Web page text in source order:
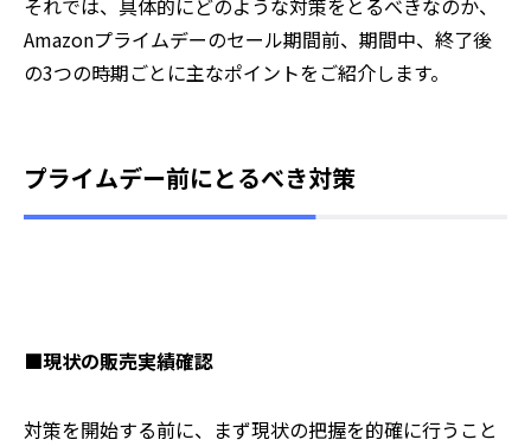
それでは、具体的にどのような対策をとるべきなのか、
Amazonプライムデーのセール期間前、期間中、終了後
の3つの時期ごとに主なポイントをご紹介します。
プライムデー前にとるべき対策
■現状の販売実績確認
対策を開始する前に、まず現状の把握を的確に行うこと